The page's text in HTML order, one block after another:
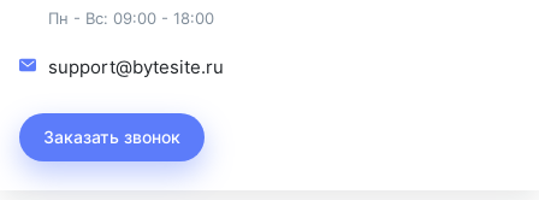
Пн - Вс: 09:00 - 18:00
support@bytesite.ru
Заказать звонок